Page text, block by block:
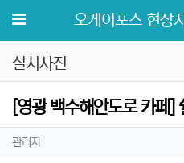
메뉴 오케이포스 현장
설치사진
[영광 백수해안도로 카페]
작성자 정보
관리자작성